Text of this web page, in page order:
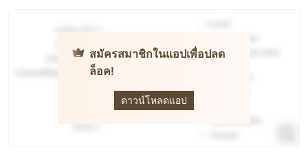
สมัครสมาชิกในแอปเพื่อปลด
ล็อค!
ดาวน์โหลดแอป